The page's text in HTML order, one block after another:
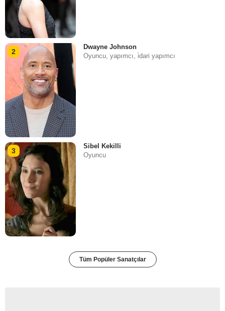
2
Dwayne Johnson
Oyuncu, yapımcı, i̇dari yapımcı
3
Sibel Kekilli
Oyuncu
Tüm Popüler Sanatçılar